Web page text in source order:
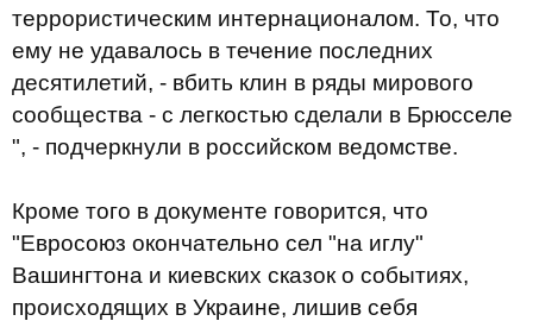
террористическим интернационалом. То, что
ему не удавалось в течение последних
десятилетий, - вбить клин в ряды мирового
сообщества - с легкостью сделали в Брюсселе
", - подчеркнули в российском ведомстве.
Кроме того в документе говорится, что
"Евросоюз окончательно сел "на иглу"
Вашингтона и киевских сказок о событиях,
происходящих в Украине, лишив себя